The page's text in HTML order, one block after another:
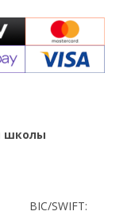
школы
BIC/SWIFT: